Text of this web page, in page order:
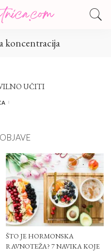
koncentracija
UČITI
ŠTO JE HORMONSKA
RAVNOTEŽA? 7 NAVIKA KOJE